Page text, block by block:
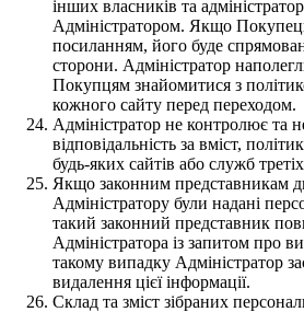
інших власників та
Адміністратором. Якщо
посиланням, його буде
сторони. Адміністратор
Покупцям знайомитися з
кожного сайту перед переходом.
Адміністратор не контролює та
відповідальність за вміст,
будь-яких сайтів або служб
Якщо законним представникам
Адміністратору були надані
такий законний представник
Адміністратора із запитом про
такому випадку Адміністратор
видалення цієї інформації.
Склад та зміст зібраних